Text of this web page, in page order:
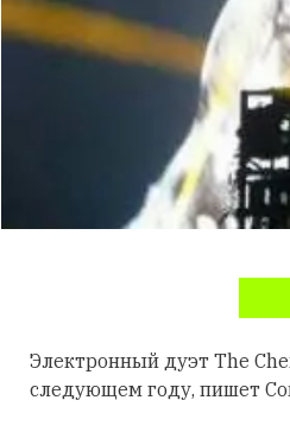
Электронный дуэт The
следующем году, пишет